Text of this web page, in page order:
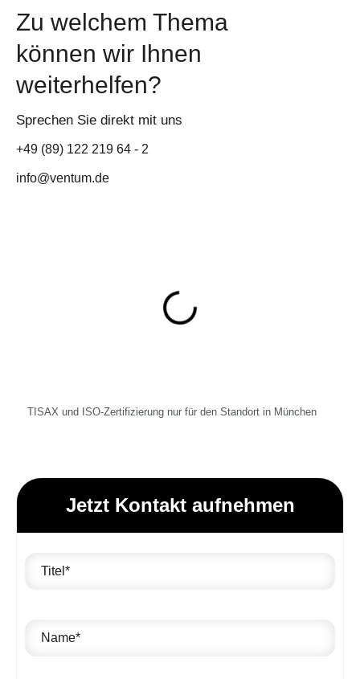
Zu welchem Thema
können wir Ihnen
weiterhelfen?
Sprechen Sie direkt mit uns
+49 (89) 122 219 64 - 2
info@ventum.de
TISAX und ISO-Zertifizierung nur für den Standort in München
Jetzt Kontakt aufnehmen